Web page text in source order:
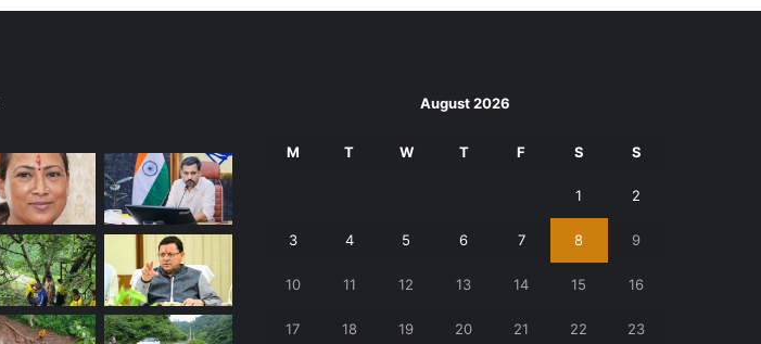
August 2026
M T W T F S S
1 2
3 4 5 6 7 8 9
10 11 12 13 14 15 16
17 18 19 20 21 22 23